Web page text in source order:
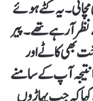
کٹے ہوئے
آ رہے تھے ۔ پیر
بھی کاٹے اور
نتیجہ آپ کے سامنے